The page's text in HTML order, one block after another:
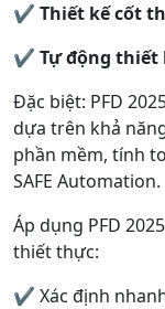
✔️ Thiết kế cốt
✔️ Tự động thiết
Đặc biệt: PFD
dựa trên khả
phần mềm, tính
SAFE Automation.
Áp dụng PFD
thiết thực:
✔️ Xác định